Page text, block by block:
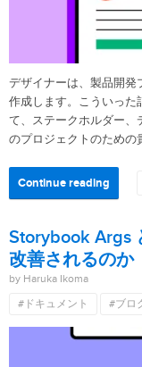
デザイナーは、製品開発
作成します。こういった
て、ステークホルダー、
のプロジェクトのための
Continue reading
Storybook Args
改善されるのか
by Haruka Ikoma
#ドキュメント
#ブロ